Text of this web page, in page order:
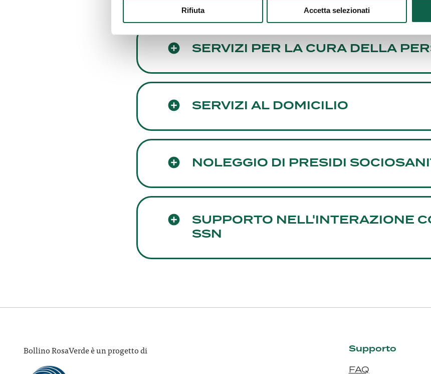
Rifiuta Accetta selezionati
SERVIZI PER LA CURA DELLA
SERVIZI AL DOMICILIO
NOLEGGIO DI PRESIDI
SUPPORTO NELL'INTERAZIONE
SSN
Bollino RosaVerde è un progetto di Supporto
FAQ